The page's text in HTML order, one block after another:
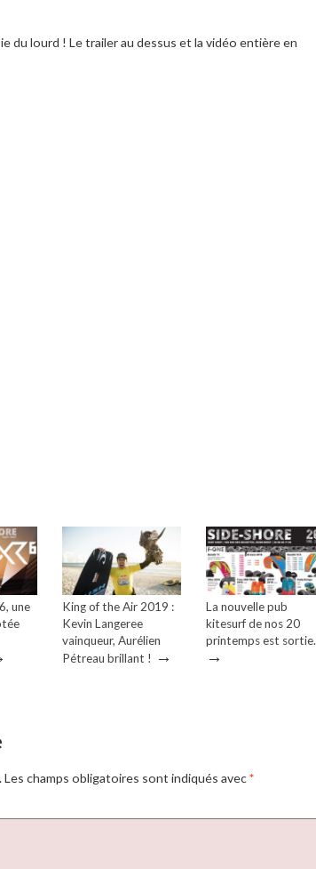
du lourd ! Le trailer au dessus et la vidéo entière en
une
King of the Air 2019 :
Kevin Langeree
vainqueur, Aurélien
Pétreau brillant ! →
La nouvelle pub
kitesurf de nos 20
printemps est sortie.
→
Les champs obligatoires sont indiqués avec*